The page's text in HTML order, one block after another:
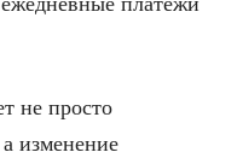
не просто
изменение